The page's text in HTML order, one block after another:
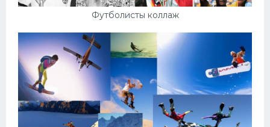
Футболисты коллаж